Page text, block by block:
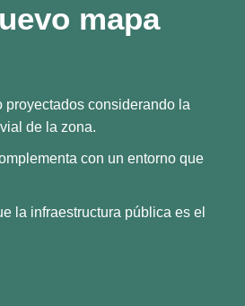
mapa
considerando la
de la zona.
con un entorno que
la infraestructura pública es el